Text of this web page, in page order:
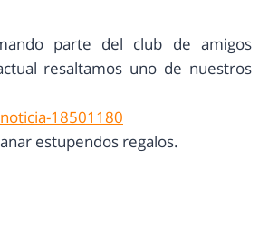
parte del club de amigos
resaltamos uno de nuestros
18501180
estupendos regalos.